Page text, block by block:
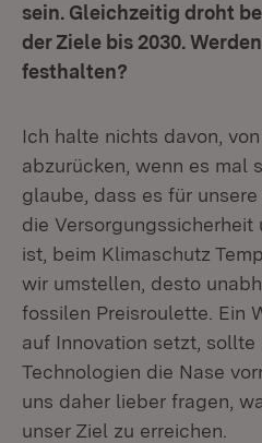
sein. Gleichzeitig droht
der Ziele bis 2030.
festhalten?
Ich halte nichts davon,
abzurücken, wenn es mal
glaube, dass es für
die
ist, beim Klimaschutz
wir umstellen, desto
fossilen Preisroulette. Ein
auf Innovation setzt,
Technologien die Nase
uns daher lieber fragen,
unser Ziel zu erreichen.